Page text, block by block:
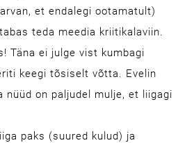
et endalegi ootamatult)
teda meedia kriitikalaviin.
Täna ei julge vist kumbagi
keegi tõsiselt võtta. Evelin
on paljudel mulje, et liigagi
paks (suured kulud) ja